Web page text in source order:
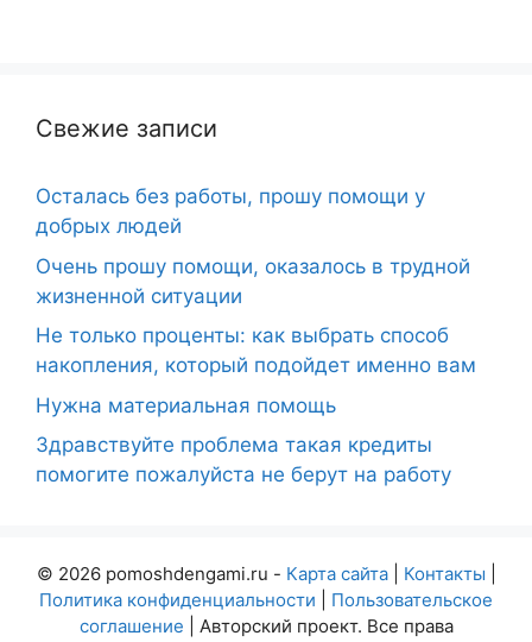
Свежие записи
Осталась без работы, прошу помощи у
добрых людей
Очень прошу помощи, оказалось в трудной
жизненной ситуации
Не только проценты: как выбрать способ
накопления, который подойдет именно вам
Нужна материальная помощь
Здравствуйте проблема такая кредиты
помогите пожалуйста не берут на работу
© 2026 pomoshdengami.ru - Карта сайта| Контакты
Политика конфиденциальности
Пользовательское
соглашение | Авторский проект. Все права